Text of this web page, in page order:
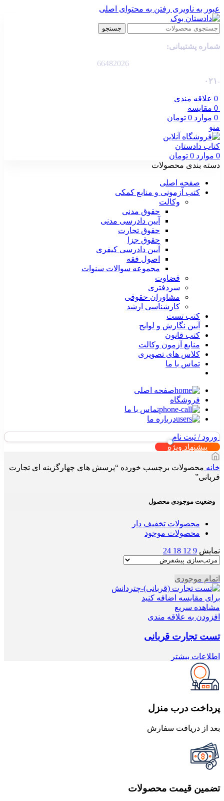
عبور به ناوبری رفتن به محتوای اصلی
جستجو
شماره پشتیبانی:
66482026
-۰۲۱
0 علاقه مندی
0 مقایسه
0 موارد 0 تومان
منو
0 موارد 0 تومان
دسته بندی محصولات
صفحه اصلی
کتب آزمونی و منابع کمکی
وکالت
حقوق مدنی
آیین دادرسی مدنی
حقوق تجارت
حقوق جزا
آیین دادرسی کیفری
اصول فقه
مجموعه سوالات سنوات
قضاوت
سردفتری
مشاوران حقوقی
کارشناسی ارشد
کتب تست
آیین نگارش و لوایح
کتب قانون
منابع آزمون وکالت
کلاس های تصویری
تماس با ما
صفحه اصلی
فروشگاه
تماس با ما
درباره ما
ورود / ثبت نام
پیشنهاد ویژه
خانه محصولات برچسب خورده “پرسش های چهارگزینه ای تجارت
قربانی”
وضعیت موجودی محصول
محصولات تخفیف دار
محصولات موجود
نمایش 9
12
18
24
اتمام موجودی
برای مقایسه اضافه کنید
مشاهده سریع
افزودن به علاقه مندی
تست تجارت قربانی
اطلاعات بیشتر
پرداخت درب منزل
بعد از دریافت سفارش
تضمین قیمت محصولات